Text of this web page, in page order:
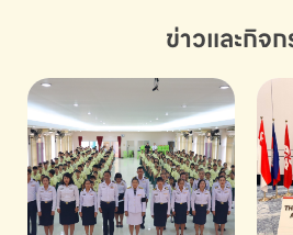
ข่าวและกิจก